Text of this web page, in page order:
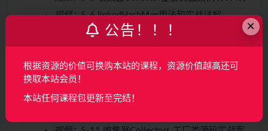
视频：5-6 linkedHashMap用法和实战详解
视频：5-7 深度解读ThreadLocal用法及应用场景
(12:30)
视频：
视频：5-9 收集器用法和枚举特性的解析 (22:51)
×
公告！！！
根据资源的价值可换购本站的课程，资源价值越高还可
换取本站会员！
本站任何课程包更新至完结！